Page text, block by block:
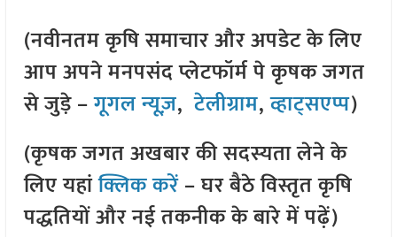
(नवीनतम कृषि समाचार और अपडेट के लिए
आप अपने मनपसंद प्लेटफॉर्म पे कृषक जगत
से जुड़े –गूगल न्यूज़,टेलीग्राम,व्हाट्सएप्प)
(कृषक जगत अखबार की सदस्यता लेने के
लिए यहांक्लिक करें– घर बैठे विस्तृत कृषि
पद्धतियों और नई तकनीक के बारे में पढ़ें)